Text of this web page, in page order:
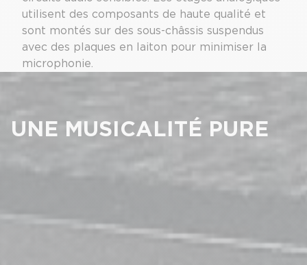
utilisent des composants de haute qualité et
sont montés sur des sous-châssis suspendus
avec des plaques en laiton pour minimiser la
microphonie.
UNE MUSICALITÉ PURE